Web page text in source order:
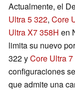
Actualmente, el
Ultra 5 322, Core
Ultra X7 358H en
limita su nuevo
322 yCore Ultra
configuraciones
que admite una